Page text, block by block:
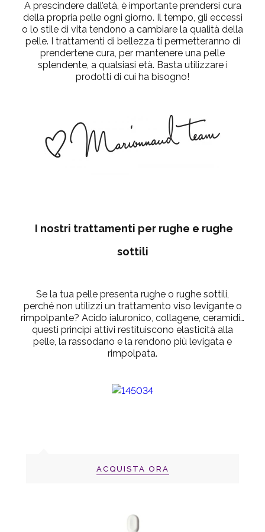
A prescindere dall’età, è importante prendersi cura
della propria pelle ogni giorno. Il tempo, gli eccessi
o lo stile di vita tendono a cambiare la qualità della
pelle. I trattamenti di bellezza ti permetteranno di
prendertene cura, per mantenere una pelle
splendente, a qualsiasi età. Basta utilizzare i
prodotti di cui ha bisogno!
I nostri trattamenti per rughe e rughe
sottili
Se la tua pelle presenta rughe o rughe sottili,
perché non utilizzi un trattamento viso levigante o
rimpolpante? Acido ialuronico, collagene, ceramidi…
questi principi attivi restituiscono elasticità alla
pelle, la rassodano e la rendono più levigata e
rimpolpata.
ACQUISTA ORA